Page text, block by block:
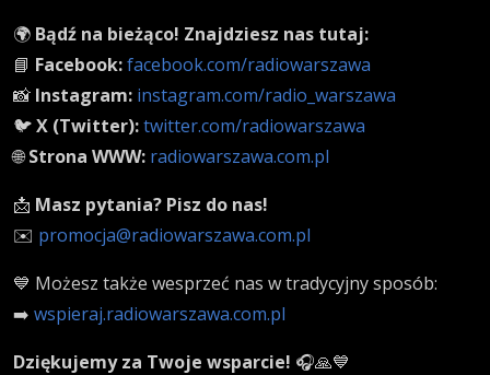
🌍 Bądź na bieżąco! Znajdziesz nas tutaj:
📘 Facebook:facebook.com/radiowarszawa
📸 Instagram: instagram.com/radio_warszawa
🐦X (Twitter):twitter.com/radiowarszawa
🌐Strona WWW: radiowarszawa.com.pl
📩 Masz pytania? Pisz do nas!
✉️ promocja@radiowarszawa.com.pl
💙 Możesz także wesprzeć nas w tradycyjny sposób:
➡️ wspieraj.radiowarszawa.com.pl
Dziękujemy za Twoje wsparcie! 🎧🙏💙